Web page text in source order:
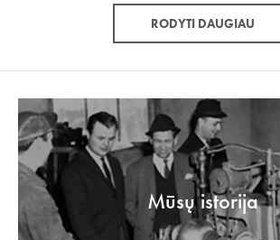
RODYTI DAUGIAU
Mūsų istorija